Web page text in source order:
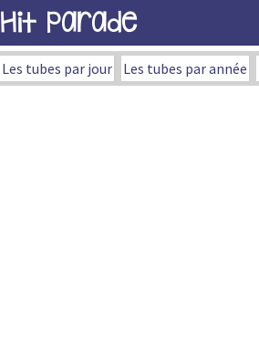
Hit Parade
Les tubes par jour Les tubes par année